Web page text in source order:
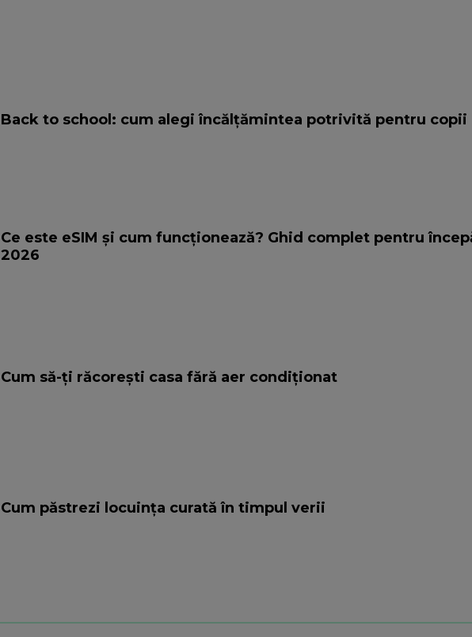
Back to school: cum alegi încălțămintea potrivită pentru copii
Ce este eSIM și cum funcționează? Ghid complet pentru
2026
Cum să-ţi răcoreşti casa fără aer condiţionat
Cum păstrezi locuința curată în timpul verii